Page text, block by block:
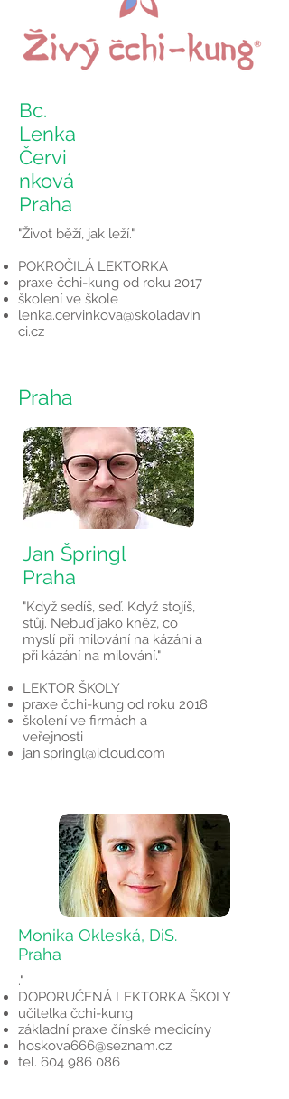
Bc.
Lenka
Červi
nková
Praha
"Život běží, jak leží."
POKROČILÁ LEKTORKA
praxe čchi-kung od roku 2017
školení ve škole
lenka.cervinkova@skoladavin
ci.cz
Praha
Jan Špringl
Praha
"Když sedíš, seď. Když stojíš,
stůj. Nebuď jako kněz, co
myslí při milování na kázání a
při kázání na milování."
LEKTOR ŠKOLY
praxe čchi-kung od roku 2018
školení ve firmách a
veřejnosti
jan.springl@icloud.com
Monika Okleská, DiS.
Praha
."
DOPORUČENÁ LEKTORKA ŠKOLY
učitelka čchi-kung
základní praxe čínské medicíny
hoskova666@seznam.cz
tel. 604 986 086